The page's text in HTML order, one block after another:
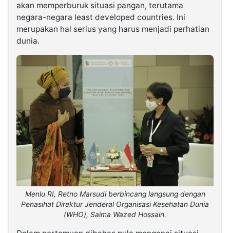
akan memperburuk situasi pangan, terutama
negara-negara least developed countries. Ini
merupakan hal serius yang harus menjadi perhatian
dunia.
Menlu RI, Retno Marsudi berbincang langsung dengan
Penasihat Direktur Jenderal Organisasi Kesehatan Dunia
(WHO), Saima Wazed Hossain.